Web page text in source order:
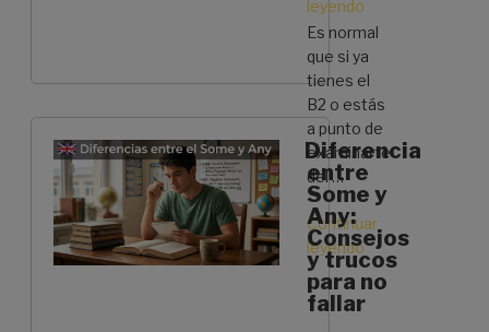
leyendo
Something
Done:
Guía
Completa
de
la
Pasiva
Causativa
en
Inglés»
Es normal
que si ya
tienes el
B2 o estás
a punto de
examinarte
del …
Continuar
leyendo«El
B2
caduca:
Diferencia
entre
Some y
Any:
Consejos
y trucos
para no
fallar